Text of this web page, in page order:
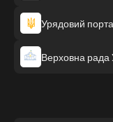
Урядовий
Верховна рада